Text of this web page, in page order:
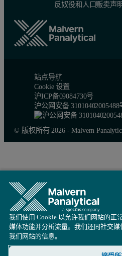
反奴役和人口贩卖声
站点导航
Cookie 设置
沪ICP备09084730号
沪公网安备 31010402005488
© 版权所有 2026 - Malvern
我们使用 Cookie 以允许我们网站的正
媒体功能并分析流量。我们还同社交
我们网站的信息。